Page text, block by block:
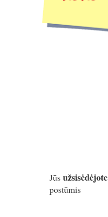
Jūs užsisėdėjote
postūmis